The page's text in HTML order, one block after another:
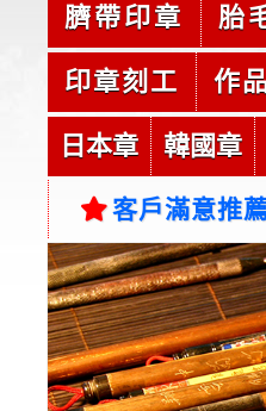
臍帶印章 胎
印章刻工 作
日本章 韓國章
客戶滿意推